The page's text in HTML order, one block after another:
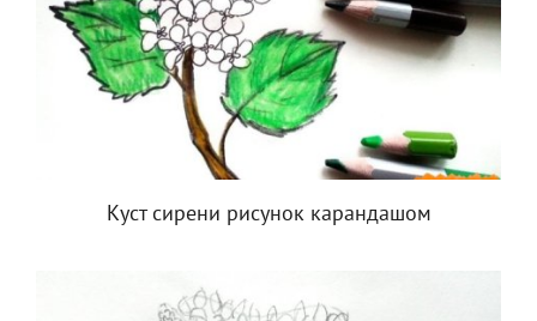
Куст сирени рисунок карандашом